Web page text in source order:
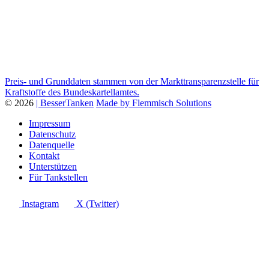
Preis- und Grunddaten stammen von der Markttransparenzstelle für
Kraftstoffe des Bundeskartellamtes.
© 2026 | BesserTanken Made by Flemmisch Solutions
Impressum
Datenschutz
Datenquelle
Kontakt
Unterstützen
Für Tankstellen
Instagram X (Twitter)